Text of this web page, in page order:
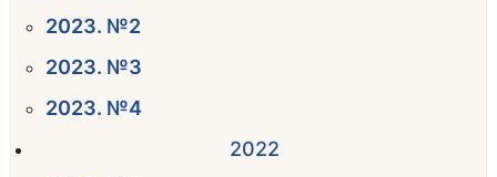
2023. №2
2023. №3
2023. №4
2022